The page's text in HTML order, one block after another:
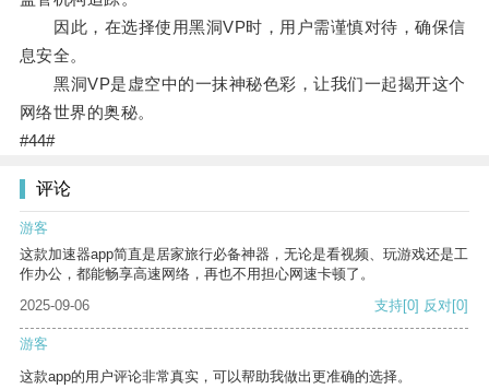
因此，在选择使用黑洞VP时，用户需谨慎对待，确保信
息安全。
黑洞VP是虚空中的一抹神秘色彩，让我们一起揭开这个
网络世界的奥秘。
#44#
评论
游客
这款加速器app简直是居家旅行必备神器，无论是看视频、玩游戏还是工
作办公，都能畅享高速网络，再也不用担心网速卡顿了。
2025-09-06
支持[0] 反对[0]
游客
这款app的用户评论非常真实，可以帮助我做出更准确的选择。